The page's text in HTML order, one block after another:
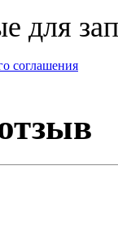
для
соглашения